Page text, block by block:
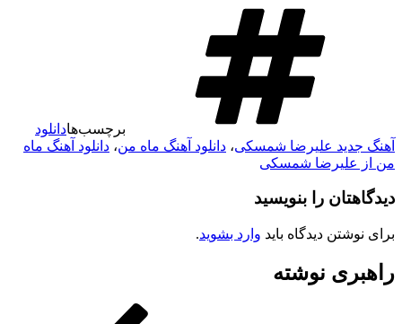
برچسب‌هادانلود
آهنگ جدید علیرضا شمسکی، دانلود آهنگ ماه من، دانلود آهنگ ماه
من از علیرضا شمسکی
دیدگاهتان را بنویسید
برای نوشتن دیدگاه باید وارد بشوید.
راهبری نوشته